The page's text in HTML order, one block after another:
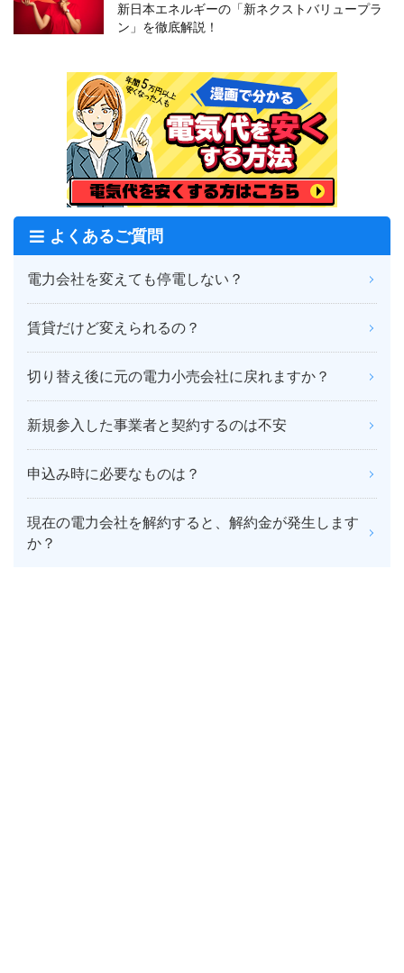
新日本エネルギーの「新ネクストバリュープラ
ン」を徹底解説！
よくあるご質問
電力会社を変えても停電しない？
賃貸だけど変えられるの？
切り替え後に元の電力小売会社に戻れますか？
新規参入した事業者と契約するのは不安
申込み時に必要なものは？
現在の電力会社を解約すると、解約金が発生します
か？